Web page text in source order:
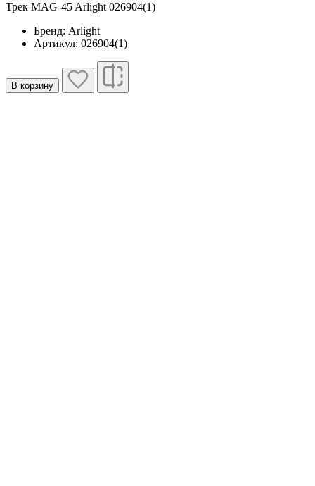
Трек MAG-45 Arlight 026904(1)
Бренд: Arlight
Артикул: 026904(1)
В корзину